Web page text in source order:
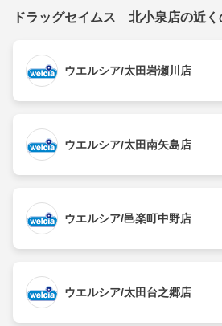
ドラッグセイムス 北小泉店の近
ウエルシア/太田岩瀬川店
ウエルシア/太田南矢島店
ウエルシア/邑楽町中野店
ウエルシア/太田台之郷店